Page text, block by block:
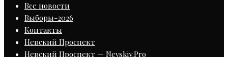
Все новости
Выборы-2026
Контакты
Невский Проспект
Невский Проспект — Nevskiy.Pro